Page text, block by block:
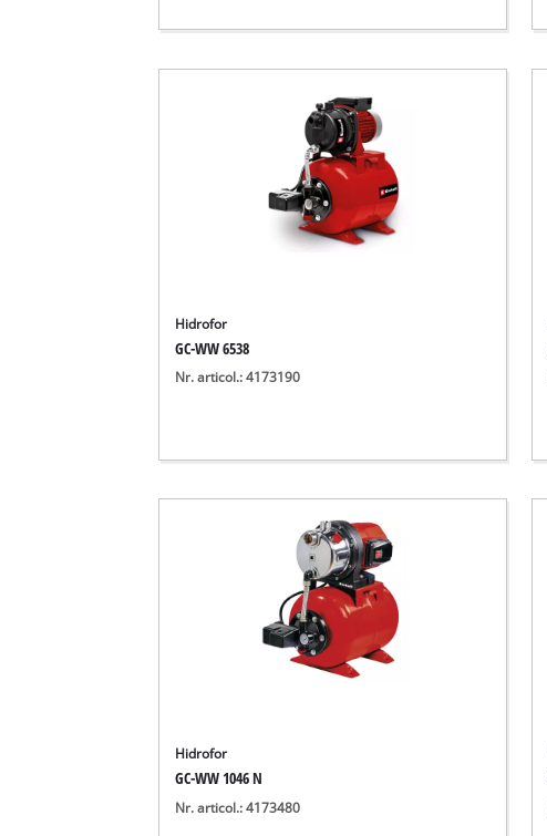
Hidrofor
GC-WW 6538
Nr. articol.: 4173190
Hidrofor
GC-WW 1046 N
Nr. articol.: 4173480